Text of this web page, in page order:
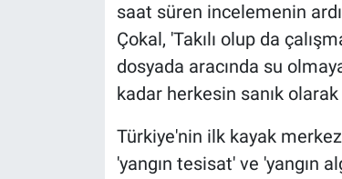
saat süren incelemenin
Çokal, 'Takılı olup da
dosyada aracında su
kadar herkesin sanık
Türkiye'nin ilk kayak
'yangın tesisat' ve 'yangın
Koronavirüs
Ne demişti